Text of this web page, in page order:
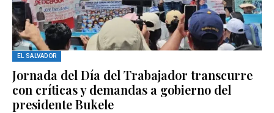
EL SALVADOR
Jornada del Día del Trabajador transcurre
con críticas y demandas a gobierno del
presidente Bukele